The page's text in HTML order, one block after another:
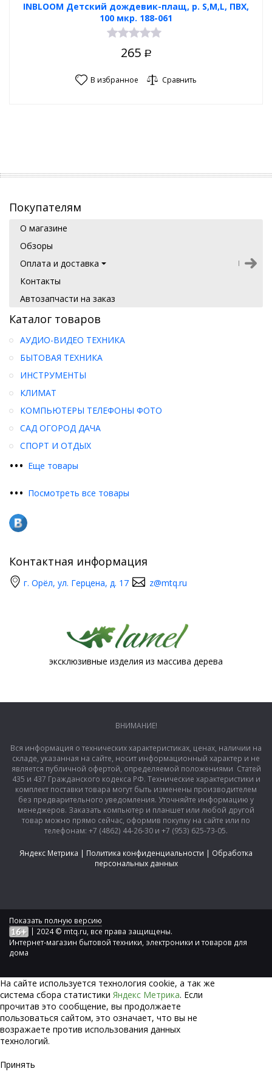
INBLOOM Детский дождевик-плащ, р. S,M,L, ПВХ,
100 мкр. 188-061
265 Р
В избранное Сравнить
Покупателям
О магазине
Обзоры
Оплата и доставка
Контакты
Автозапчасти на заказ
Каталог товаров
••• Еще товары
АУДИО-ВИДЕО ТЕХНИКА
БЫТОВАЯ ТЕХНИКА
ИНСТРУМЕНТЫ
КЛИМАТ
КОМПЬЮТЕРЫ ТЕЛЕФОНЫ ФОТО
САД ОГОРОД ДАЧА
СПОРТ И ОТДЫХ
••• Посмотреть все товары
Контактная информация
г. Орёл, ул. Герцена, д. 17 z@mtq.ru
эксклюзивные изделия из массива дерева
ВНИМАНИЕ!
Вся информация о технических характеристиках, ценах, наличии на
складе, указанная на сайте, носит информационный характер и не
является публичной офертой, определяемой положениями Статей
435 и 437 Гражданского кодекса РФ. Технические характеристики и
комплект поставки товара могут быть изменены производителем
без предварительного уведомления. Уточняйте информацию у
менеджеров. Заказать компьютер и планшет или любой другой
товар можно прямо сейчас, оформив покупку на сайте или по
телефонам: +7 (4862) 44-26-30 и +7 (953) 625-73-05.
Яндекс Метрика | Политика конфиденциальности | Обработка
персональных данных
Показать полную версию
| 2024 © mtq.ru, все права защищены.
Интернет-магазин бытовой техники, электроники и товаров для
дома
На сайте используется технология сookie, а так же
система сбора статистики Яндекс Метрика. Если
прочитав это сообщение, вы продолжаете
пользоваться сайтом, это означает, что вы не
возражаете против использования данных
технологий.
Принять